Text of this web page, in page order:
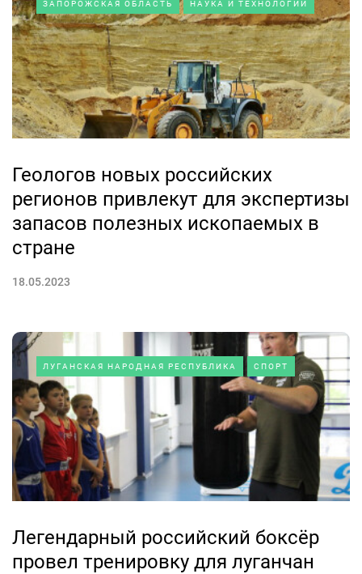
ЗАПОРОЖСКАЯ ОБЛАСТЬ НАУКА И ТЕХНОЛОГИИ
Геологов новых российских
регионов привлекут для экспертизы
запасов полезных ископаемых в
стране
18.05.2023
ЛУГАНСКАЯ НАРОДНАЯ РЕСПУБЛИКА СПОРТ
Легендарный российский боксёр
провел тренировку для луганчан